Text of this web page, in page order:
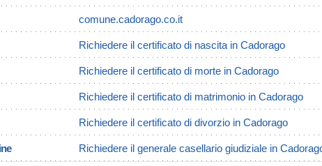
comune.cadorago.co.it
Richiedere il certificato di nascita in Cadorago
Richiedere il certificato di morte in Cadorago
Richiedere il certificato di matrimonio in Cadorago
Richiedere il certificato di divorzio in Cadorago
Richiedere il generale casellario giudiziale in